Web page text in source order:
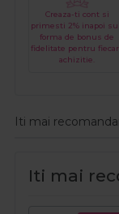
Creaza-ti cont si
primesti 2% inapoi
forma de bonus de
fidelitate pentru
achizitie.
Iti mai
Iti mai